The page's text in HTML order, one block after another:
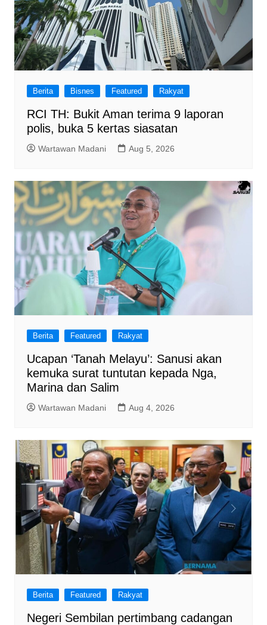
Berita Bisnes Featured Rakyat
RCI TH: Bukit Aman terima 9 laporan
polis, buka 5 kertas siasatan
Wartawan Madani Aug 5, 2026
Berita Featured Rakyat
Ucapan ‘Tanah Melayu’: Sanusi akan
kemuka surat tuntutan kepada Nga,
Marina dan Salim
Wartawan Madani Aug 4, 2026
Berita Featured Rakyat
Negeri Sembilan pertimbang cadangan